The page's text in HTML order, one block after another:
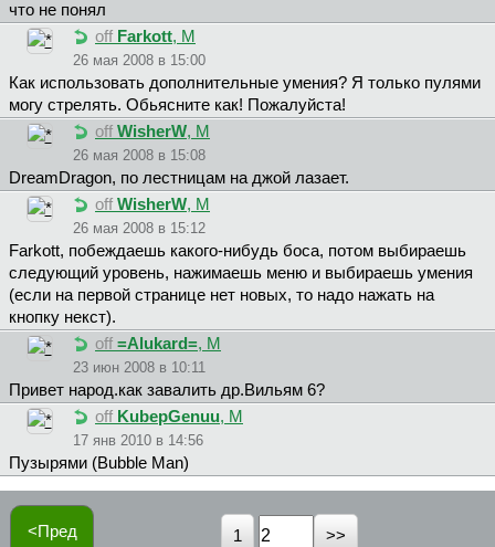
что не понял
off Farkott, М
26 мая 2008 в 15:00
Как использовать дополнительные умения? Я только пулями
могу стрелять. Обьясните как! Пожалуйста!
off WisherW, М
26 мая 2008 в 15:08
DreamDragon, по лестницам на джой лазает.
off WisherW, М
26 мая 2008 в 15:12
Farkott, побеждаешь какого-нибудь боса, потом выбираешь
следующий уровень, нажимаешь меню и выбираешь умения
(если на первой странице нет новых, то надо нажать на
кнопку некст).
off =Alukard=, М
23 июн 2008 в 10:11
Привет народ.как завалить др.Вильям 6?
off KubepGenuu, М
17 янв 2010 в 14:56
Пузырями (Bubble Man)
<Пред 1